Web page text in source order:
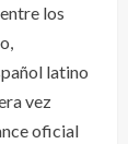
los
latino
vez
oficial